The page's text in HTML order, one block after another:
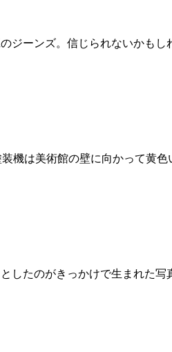
ーンズ。信じられないかもし
機は美術館の壁に向かって黄色
したのがきっかけで生まれた写